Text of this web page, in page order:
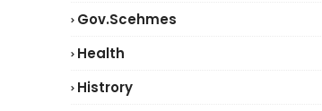
Gov.scehmes
Health
Histrory